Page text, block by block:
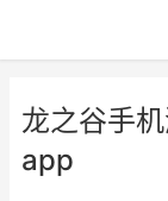
龙之谷手
app